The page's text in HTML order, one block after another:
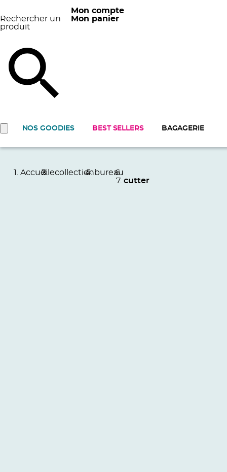
Rechercher un
produit
Mon compte
Mon panier
NOS GOODIES BEST SELLERS BAGAGERIE
Accueil ecollectionbureau
cutter